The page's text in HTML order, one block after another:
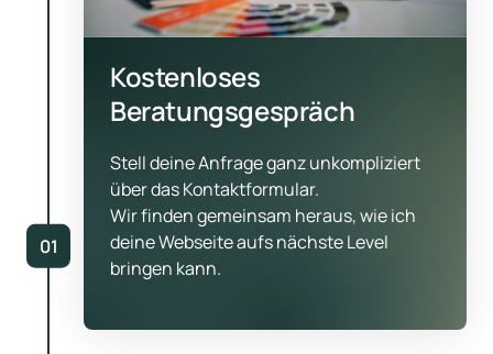
01
Kostenloses
Beratungsgespräch
Stell deine Anfrage ganz unkompliziert
über das Kontaktformular.
Wir finden gemeinsam heraus, wie ich
deine Webseite aufs nächste Level
bringen kann.